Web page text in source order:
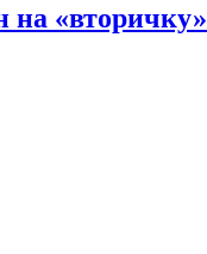
на «вторичку»